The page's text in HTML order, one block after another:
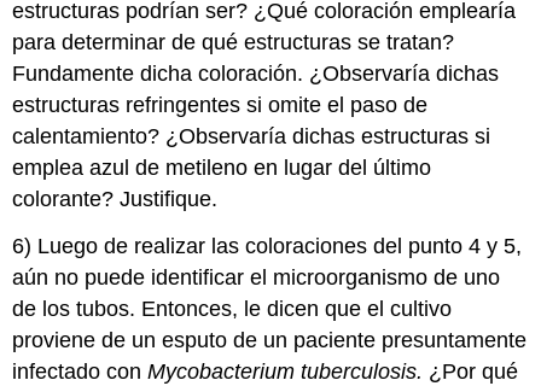
estructuras podrían ser? ¿Qué coloración emplearía
para determinar de qué estructuras se tratan?
Fundamente dicha coloración. ¿Observaría dichas
estructuras refringentes si omite el paso de
calentamiento? ¿Observaría dichas estructuras si
emplea azul de metileno en lugar del último
colorante? Justifique.
6) Luego de realizar las coloraciones del punto 4 y 5,
aún no puede identificar el microorganismo de uno
de los tubos. Entonces, le dicen que el cultivo
proviene de un esputo de un paciente presuntamente
infectado conMycobacterium tuberculosis. ¿Por qué